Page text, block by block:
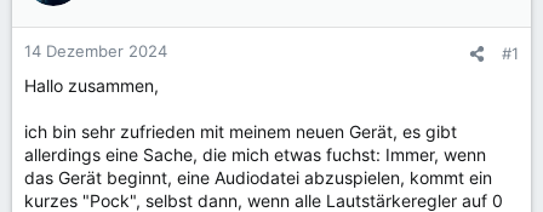
r
a
m
14 Dezember 2024 #1
Hallo zusammen,
ich bin sehr zufrieden mit meinem neuen Gerät, es gibt
allerdings eine Sache, die mich etwas fuchst: Immer, wenn
das Gerät beginnt, eine Audiodatei abzuspielen, kommt ein
kurzes "Pock", selbst dann, wenn alle Lautstärkeregler auf 0